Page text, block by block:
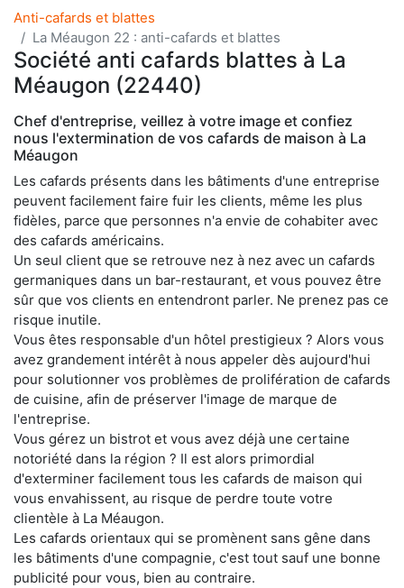
Anti-cafards et blattes
La Méaugon 22 : anti-cafards et blattes
Société anti cafards blattes à La
Méaugon (22440)
Chef d'entreprise, veillez à votre image et confiez
nous l'extermination de vos cafards de maison à La
Méaugon
Les cafards présents dans les bâtiments d'une entreprise
peuvent facilement faire fuir les clients, même les plus
fidèles, parce que personnes n'a envie de cohabiter avec
des cafards américains.
Un seul client que se retrouve nez à nez avec un cafards
germaniques dans un bar-restaurant, et vous pouvez être
sûr que vos clients en entendront parler. Ne prenez pas ce
risque inutile.
Vous êtes responsable d'un hôtel prestigieux ? Alors vous
avez grandement intérêt à nous appeler dès aujourd'hui
pour solutionner vos problèmes de prolifération de cafards
de cuisine, afin de préserver l'image de marque de
l'entreprise.
Vous gérez un bistrot et vous avez déjà une certaine
notoriété dans la région ? Il est alors primordial
d'exterminer facilement tous les cafards de maison qui
vous envahissent, au risque de perdre toute votre
clientèle à La Méaugon.
Les cafards orientaux qui se promènent sans gêne dans
les bâtiments d'une compagnie, c'est tout sauf une bonne
publicité pour vous, bien au contraire.